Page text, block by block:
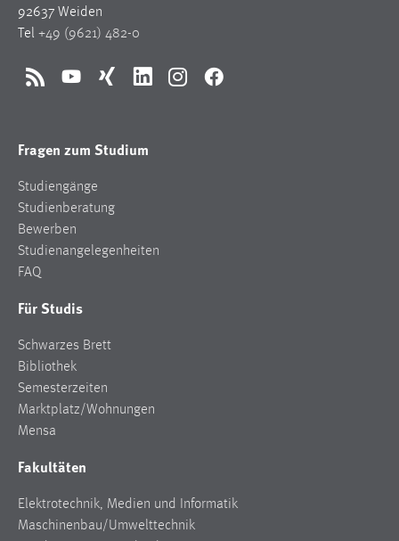
92637 Weiden
Tel +49 (9621) 482-0
RSS YouTubeXing LinkedInInstagramFacebook
Fragen zum Studium
Studiengänge
Studienberatung
Bewerben
Studienangelegenheiten
FAQ
Für Studis
Schwarzes Brett
Bibliothek
Semesterzeiten
Marktplatz/Wohnungen
Mensa
Fakultäten
Elektrotechnik, Medien und Informatik
Maschinenbau/Umwelttechnik